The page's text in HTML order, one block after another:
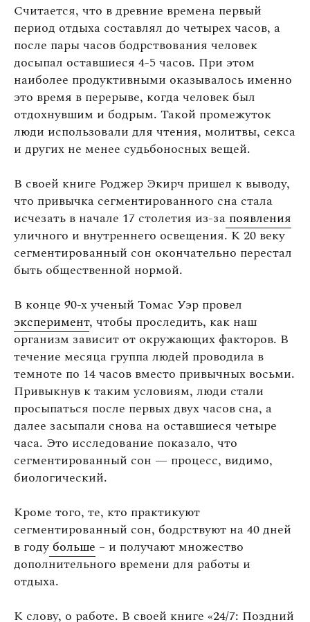
Считается, что в древние времена первый
период отдыха составлял до четырех часов, а
после пары часов бодрствования человек
досыпал оставшиеся 4-5 часов. При этом
наиболее продуктивными оказывалось именно
это время в перерыве, когда человек был
отдохнувшим и бодрым. Такой промежуток
люди использовали для чтения, молитвы, секса
и других не менее судьбоносных вещей.
В своей книге Роджер Экирч пришел к выводу,
что привычка сегментированного сна стала
исчезать в начале 17 столетия из-за появления
уличного и внутреннего освещения. К 20 веку
сегментированный сон окончательно перестал
быть общественной нормой.
В конце 90-х ученый Томас Уэр провел
эксперимент, чтобы проследить, как наш
организм зависит от окружающих факторов. В
течение месяца группа людей проводила в
темноте по 14 часов вместо привычных восьми.
Привыкнув к таким условиям, люди стали
просыпаться после первых двух часов сна, а
далее засыпали снова на оставшиеся четыре
часа. Это исследование показало, что
сегментированный сон — процесс, видимо,
биологический.
Кроме того, те, кто практикуют
сегментированный сон, бодрствуют на 40 дней
в году больше – и получают множество
дополнительного времени для работы и
отдыха.
К слову, о работе. В своей книге «24/7: Поздний